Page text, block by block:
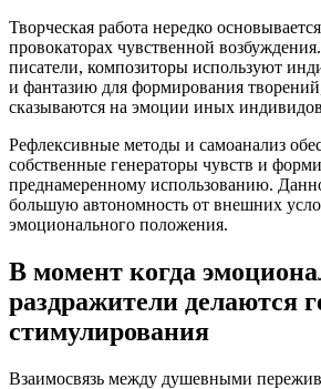
Творческая работа нередко
провокаторах чувственной
писатели, композиторы используют
и фантазию для формирования
сказываются на эмоции иных
Рефлексивные методы и самоанализ
собственные генераторы чувств и
преднамеренному использованию.
большую автономность от внешних
эмоционального положения.
В момент когда
раздражители делаются
стимулирования
Взаимосвязь между душевными